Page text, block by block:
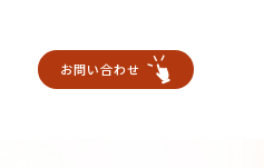
お問い合わせ